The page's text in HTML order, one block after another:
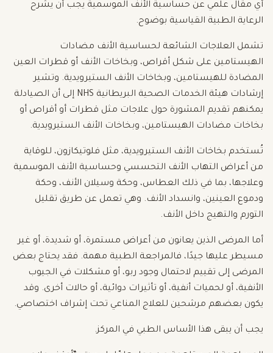
أي مقال علمي عن حساسية الأنف الموسمية يجب أن يشرح
الرعاية الطبية القياسية بوضوح.
تشمل العلاجات الشائعة لحساسية الأنف مضادات
الهيستامين على شكل أقراص، وبخاخات الأنف أو قطرات العين
المضادة للهيستامين، وبخاخات الأنف الستيرويدية. وتشير
إرشادات هيئة الخدمات الصحية البريطانية NHS إلى أن الصيادلة
يمكنهم تقديم المشورة حول علاجات مثل قطرات أو أقراص أو
بخاخات مضادات الهيستامين، وبخاخات الأنف الستيرويدية.
تُستخدم بخاخات الأنف الستيرويدية، مثل فلوتيكازون، للوقاية
من أعراض التهاب الأنف التحسسي وحساسية الأنف الموسمية
وعلاجها، بما في ذلك العطاس، وحكة وسيلان الأنف، وحكة
ودموع العينين، وانسداد الأنف. وهي تعمل عن طريق تقليل
التورم والتهيج داخل الأنف.
أما المرضى الذين يعانون من أعراض مستمرة، أو شديدة، أو غير
مسيطر عليها جيدًا، فالمراجعة الطبية مهمة. فقد يحتاج بعض
المرضى إلى تقييم لاحتمال وجود ربو، أو مشكلات في الجيوب
الأنفية، أو لحميات أنفية، أو تأثيرات دوائية، أو حالات أخرى. وقد
يكون بعضهم مرشحين للعلاج المناعي تحت إشراف اختصاصي.
يجب أن يبقى هذا الأساس الطبي في المركز.